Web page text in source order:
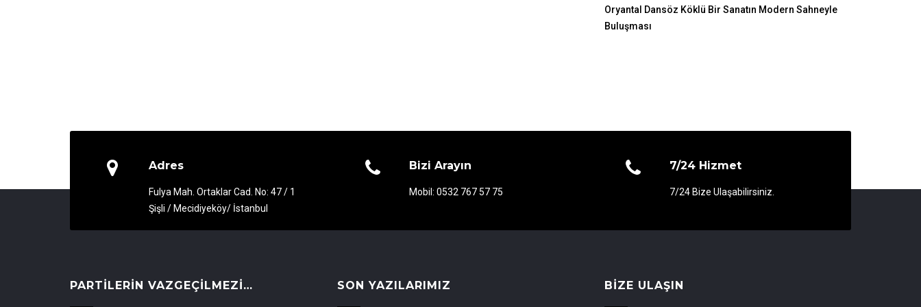
Oryantal Dansöz Köklü Bir Sanatın Modern Sahneyle
Buluşması
Adres
Fulya Mah. Ortaklar Cad. No: 47 / 1
Şişli / Mecidiyeköy/ İstanbul
Bizi Arayın
Mobil: 0532 767 57 75
7/24 Hizmet
7/24 Bize Ulaşabilirsiniz.
PARTILERIN VAZGEÇILMEZI… SON YAZILARIMIZ BIZE ULAŞIN